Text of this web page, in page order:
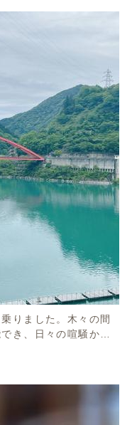
りました。木々の間
き、日々の喧騒から